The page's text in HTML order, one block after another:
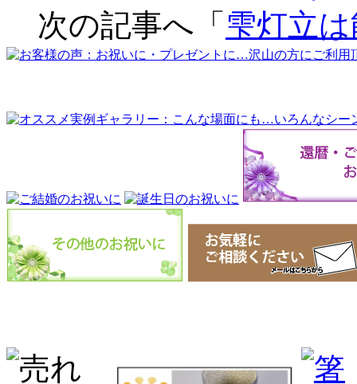
次の記事へ「 雫灯立